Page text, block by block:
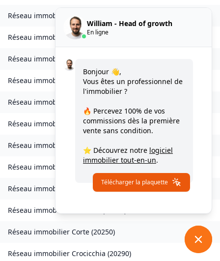
Réseau immobilierAmpriani
Réseau immobilier Barbaggio(
Réseau immobilierBorgo
Réseau immobilier Calvi(20260)
Réseau immobilier
Réseau immobilier Canale-di-Verde(20230 )
Réseau immobilier Casevecchie
Réseau immobilier
Réseau immobilier Castirla
Réseau immobilier
Réseau immobilier Corte (20250)
Réseau immobilier Crocicchia (20290)
William - Head of growth
En ligne
Bonjour 👋,
Vous êtes un professionnel de
l'immobilier ?
🔥 Percevez 100% de vos
commissions dès la première
vente sans condition.
⭐ Découvrez notre logiciel
immobilier tout-en-un.
Télécharger la plaquette